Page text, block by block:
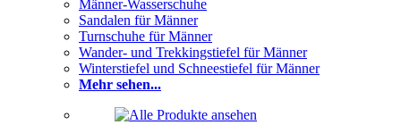
Männer-Wasserschuhe
Sandalen für Männer
Turnschuhe für Männer
Wander- und Trekkingstiefel für Männer
Winterstiefel und Schneestiefel für Männer
Mehr sehen...